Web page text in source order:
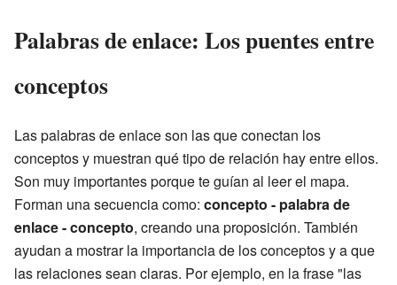
Palabras de enlace: Los puentes entre
conceptos
Las palabras de enlace son las que conectan los
conceptos y muestran qué tipo de relación hay entre ellos.
Son muy importantes porque te guían al leer el mapa.
Forman una secuencia como: concepto - palabra de
enlace - concepto, creando una proposición. También
ayudan a mostrar la importancia de los conceptos y a que
las relaciones sean claras. Por ejemplo, en la frase "las